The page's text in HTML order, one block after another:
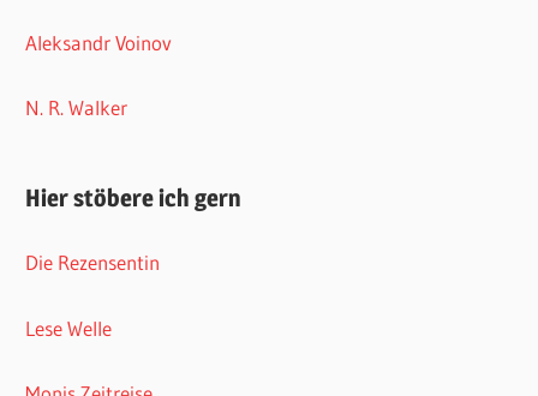
Aleksandr Voinov
N. R. Walker
Hier stöbere ich gern
Die Rezensentin
Lese Welle